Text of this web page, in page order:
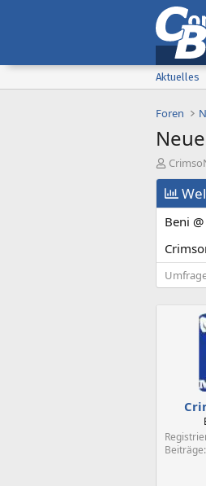
Aktuelles
Foren
E
r
s
t
e
l
e
r
Beni
Beiträge